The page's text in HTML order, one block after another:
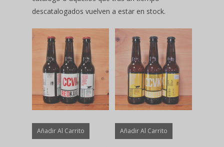
Hit enter to search or ESC to close
alto
descatalogados vuelven a estar en stock.
Añadir Al Carrito Añadir Al Carrito